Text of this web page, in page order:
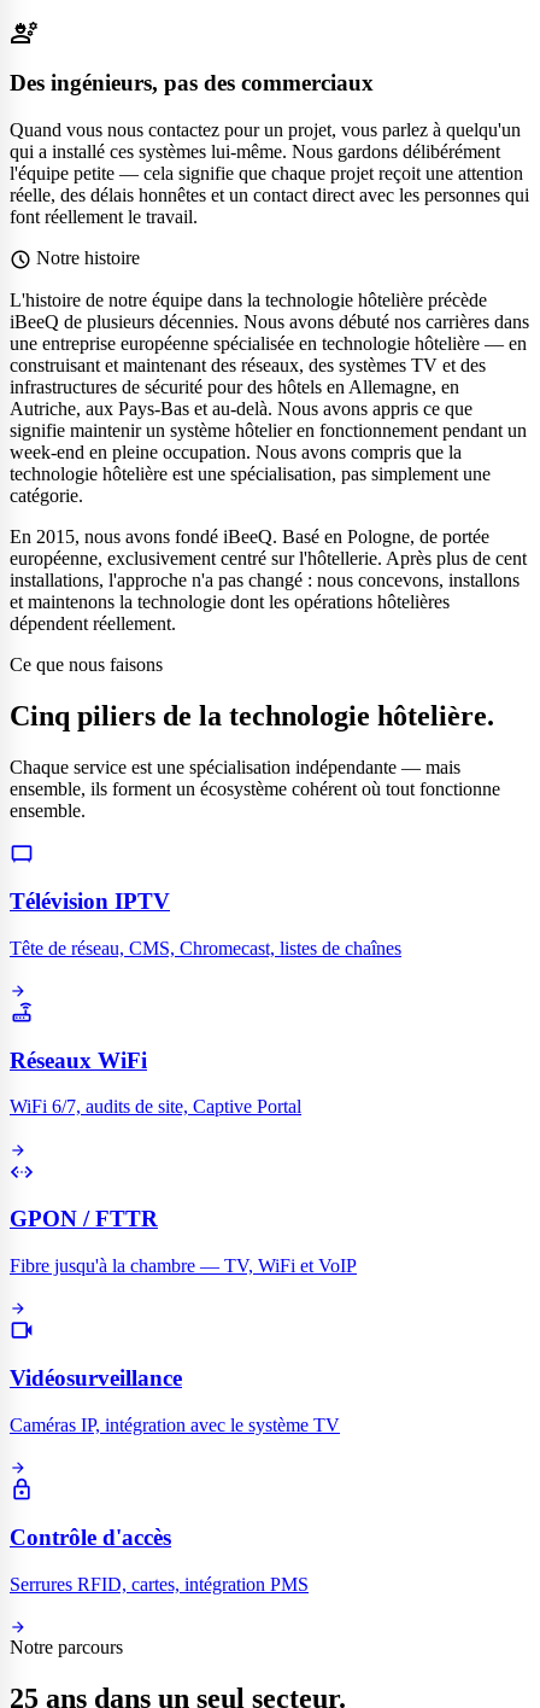
engineering
Des ingénieurs, pas des commerciaux
Quand vous nous contactez pour un projet, vous parlez à quelqu'un
qui a installé ces systèmes lui-même. Nous gardons délibérément
l'équipe petite — cela signifie que chaque projet reçoit une attention
réelle, des délais honnêtes et un contact direct avec les personnes qui
font réellement le travail.
schedule Notre histoire
L'histoire de notre équipe dans la technologie hôtelière précède
iBeeQ de plusieurs décennies. Nous avons débuté nos carrières dans
une entreprise européenne spécialisée en technologie hôtelière — en
construisant et maintenant des réseaux, des systèmes TV et des
infrastructures de sécurité pour des hôtels en Allemagne, en
Autriche, aux Pays-Bas et au-delà. Nous avons appris ce que
signifie maintenir un système hôtelier en fonctionnement pendant un
week-end en pleine occupation. Nous avons compris que la
technologie hôtelière est une spécialisation, pas simplement une
catégorie.
En 2015, nous avons fondé iBeeQ. Basé en Pologne, de portée
européenne, exclusivement centré sur l'hôtellerie. Après plus de cent
installations, l'approche n'a pas changé : nous concevons, installons
et maintenons la technologie dont les opérations hôtelières
dépendent réellement.
Ce que nous faisons
Cinq piliers de la technologie hôtelière.
Chaque service est une spécialisation indépendante — mais
ensemble, ils forment un écosystème cohérent où tout fonctionne
ensemble.
tv_gen
Télévision IPTV
Tête de réseau, CMS, Chromecast, listes de chaînes
arrow_forward
router
Réseaux WiFi
WiFi 6/7, audits de site, Captive Portal
arrow_forward
settings_ethernet
GPON / FTTR
Fibre jusqu'à la chambre — TV, WiFi et VoIP
arrow_forward
videocam
Vidéosurveillance
Caméras IP, intégration avec le système TV
arrow_forward
lock
Contrôle d'accès
Serrures RFID, cartes, intégration PMS
arrow_forward
Notre parcours
25 ans dans un seul secteur.